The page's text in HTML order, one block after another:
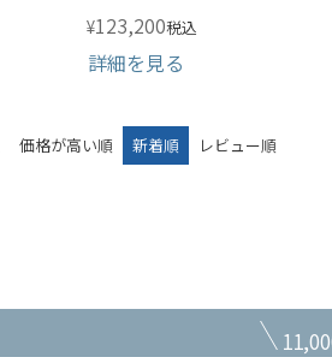
¥123,200税込
詳細を見る
価格が高い順 新着順 レビュー順